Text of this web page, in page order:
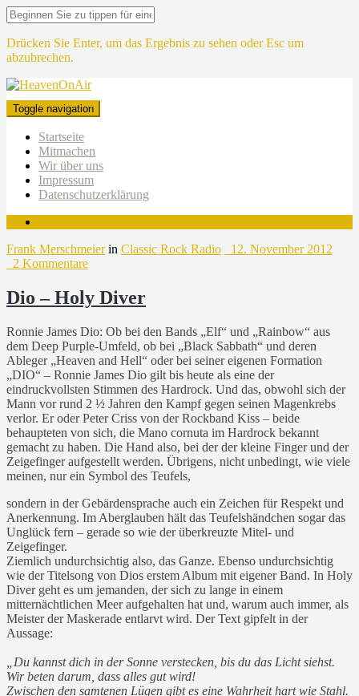
Drücken Sie Enter, um das Ergebnis zu sehen oder Esc um
abzubrechen.
Toggle navigation
Startseite
Mitmachen
Wir über uns
Impressum
Datenschutzerklärung
Frank Merschmeierin Classic Rock Radio
12. November 2012
2 Kommentare
Dio – Holy Diver
Ronnie James Dio: Ob bei den Bands „Elf“ und „Rainbow“ aus
dem Deep Purple-Umfeld, ob bei „Black Sabbath“ und deren
Ableger „Heaven and Hell“ oder bei seiner eigenen Formation
„DIO“ – Ronnie James Dio gilt bis heute als eine der
eindruckvollsten Stimmen des Hardrock. Und das, obwohl sich der
Mann vor rund 2 ½ Jahren den Kampf gegen seinen Magenkrebs
verlor. Er oder Peter Criss von der Rockband Kiss – beide
behaupteten von sich, die Mano cornuta im Hardrock bekannt
gemacht zu haben. Die Hand also, bei der der kleine Finger und der
Zeigefinger aufgestellt werden. Übrigens, nicht unbedingt, wie viele
meinen, nur ein Symbol des Teufels,
sondern in der Gebärdensprache auch ein Zeichen für Respekt und
Anerkennung. Im Aberglauben hält das Teufelshändchen sogar das
Unglück fern – gerade so wie der überkreuzte Mitel- und
Zeigefinger.
Ziemlich undurchsichtig also, das Ganze. Ebenso undurchsichtig
wie der Titelsong von Dios erstem Album mit eigener Band. In Holy
Diver geht es um jemanden, der sich zu lange in einem
mitternächtlichen Meer aufgehalten hat und, warum auch immer, als
Meister der Maskerade entlarvt wird. Der Text gipfelt in der
Aussage:
„Du kannst dich in der Sonne verstecken, bis du das Licht siehst.
Wir beten darum, dass alles gut wird!
Zwischen den samtenen Lügen gibt es eine Wahrheit hart wie Stahl.